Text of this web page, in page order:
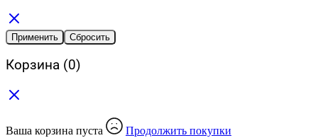
Применить Сбросить
Корзина (0)
Ваша корзина пуста Продолжить покупки